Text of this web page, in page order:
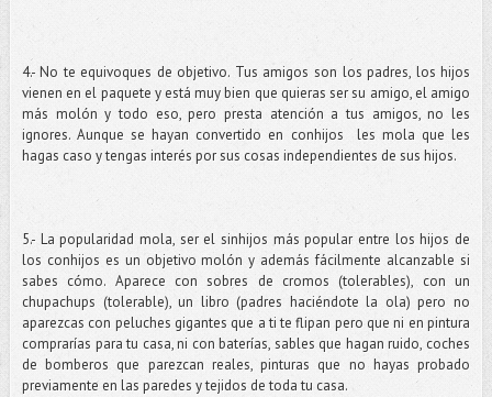
4.- No te equivoques de objetivo. Tus amigos son los padres, los hijos
vienen en el paquete y está muy bien que quieras ser su amigo, el amigo
más molón y todo eso, pero presta atención a tus amigos, no les
ignores. Aunque se hayan convertido en conhijos les mola que les
hagas caso y tengas interés por sus cosas independientes de sus hijos.
5.- La popularidad mola, ser el sinhijos más popular entre los hijos de
los conhijos es un objetivo molón y además fácilmente alcanzable si
sabes cómo. Aparece con sobres de cromos (tolerables), con un
chupachups (tolerable), un libro (padres haciéndote la ola) pero no
aparezcas con peluches gigantes que a ti te flipan pero que ni en pintura
comprarías para tu casa, ni con baterías, sables que hagan ruido, coches
de bomberos que parezcan reales, pinturas que no hayas probado
previamente en las paredes y tejidos de toda tu casa.